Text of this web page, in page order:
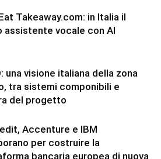
Takeaway.com: in Italia il
assistente vocale con AI
una visione italiana della zona
tra sistemi componibili e
del progetto
Accenture e IBM
per costruire la
bancaria europea di nuova